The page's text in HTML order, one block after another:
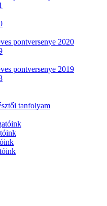
pontversenye 2020
pontversenye 2019
tanfolyam